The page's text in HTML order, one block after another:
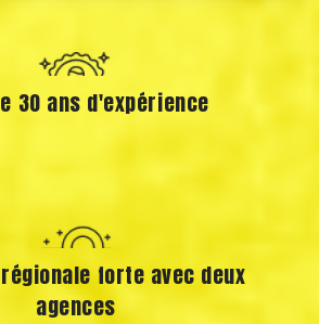
30 ans d'expérience
forte avec deux
agences